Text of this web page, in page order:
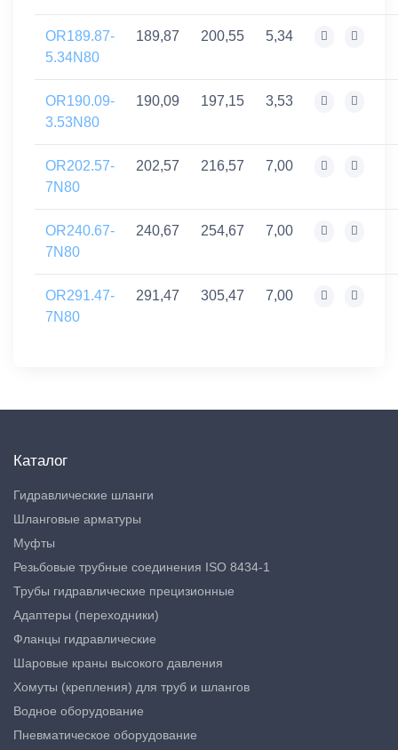
OR189.87-
5.34N80
189,87 200,55 5,34
OR190.09-
3.53N80
190,09 197,15 3,53
OR202.57-
7N80
202,57 216,57 7,00
OR240.67-
7N80
240,67 254,67 7,00
OR291.47-
7N80
291,47 305,47 7,00
Каталог
Гидравлические шланги
Шланговые арматуры
Муфты
Резьбовые трубные соединения ISO 8434-1
Трубы гидравлические прецизионные
Адаптеры (переходники)
Фланцы гидравлические
Шаровые краны высокого давления
Хомуты (крепления) для труб и шлангов
Водное оборудование
Пневматическое оборудование